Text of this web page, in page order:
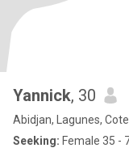
Yannick, 30
Abidjan, Lagunes,
Seeking: Female 35 -